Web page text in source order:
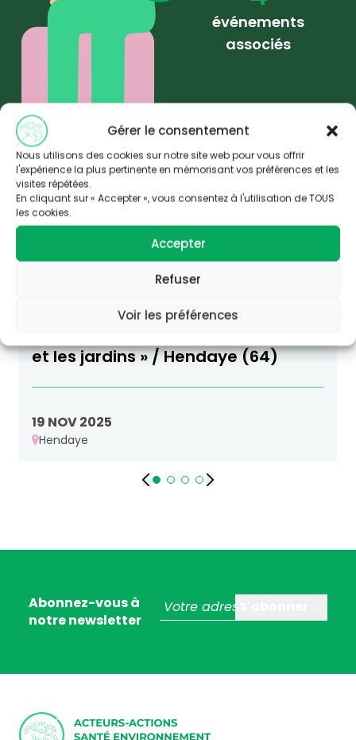
Gérer le consentement
Nous utilisons des cookies sur notre site web pour vous offrir
l'expérience la plus pertinente en mémorisant vos préférences et les
visites répétées.
En cliquant sur « Accepter », vous consentez à l'utilisation de TOUS
les cookies.
Accepter
Refuser
Voir les préférences
événements
associés
Publications associées
(4)
CONFÉRENCE / DÉBAT / WEBINAIRE
Conférence – Nathalie TORRES:
et les jardins » / Hendaye (64)
19 NOV 2025
Hendaye
Abonnez-vous à
notre newsletter